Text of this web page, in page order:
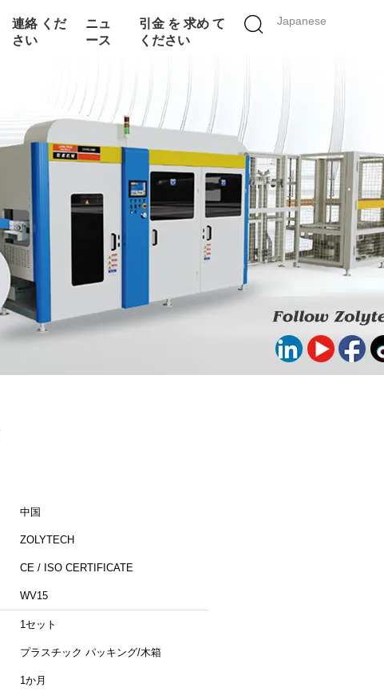
Japanese
連絡 くだ
さい
ニュ
ース
引金 を 求め て
ください
中国
ZOLYTECH
CE / ISO CERTIFICATE
WV15
1セット
プラスチック パッキング/木箱
1か月